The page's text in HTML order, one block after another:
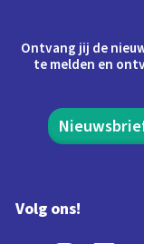
Ontvang jij de
te melden en
Volg ons!